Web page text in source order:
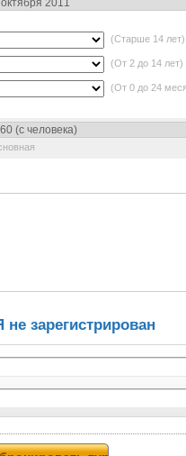
(Старше 14 лет)
(От 2 до 14 лет)
(От 0 до 24
не зарегистрирован